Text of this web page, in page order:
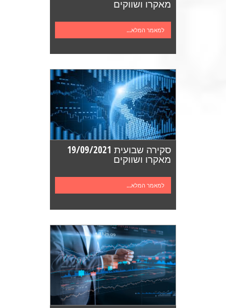
מאקרו ושווקים
למאמר המלא...
סקירה שבועית 19/09/2021
מאקרו ושווקים
למאמר המלא...